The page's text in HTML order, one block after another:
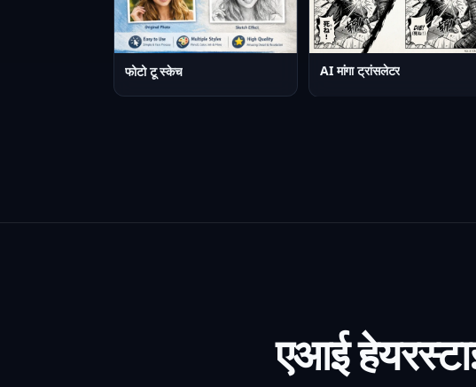
फोटो टू स्केच AI मांगा ट्रांसलेटर
एआई